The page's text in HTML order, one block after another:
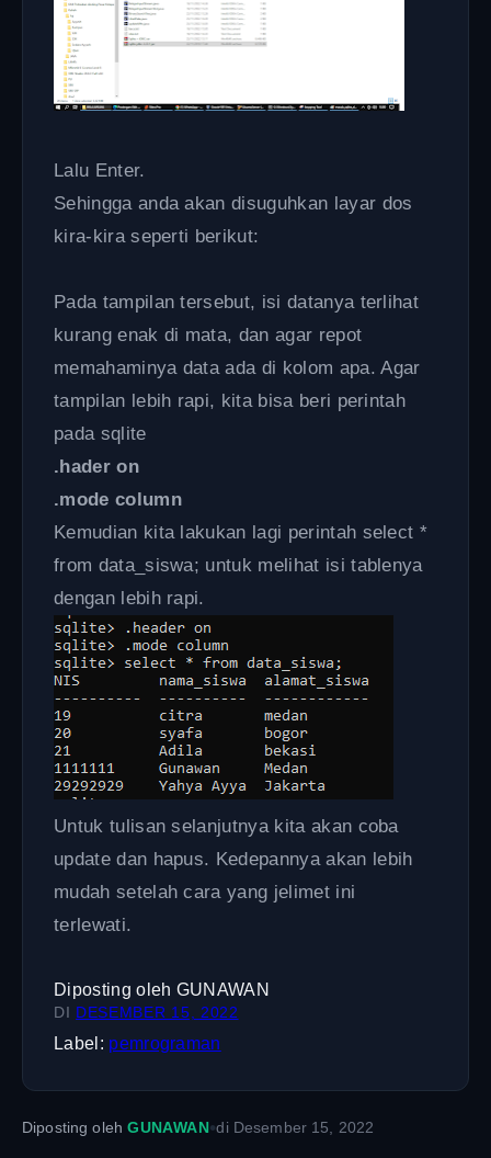
Lalu Enter.
Sehingga anda akan disuguhkan layar dos
kira-kira seperti berikut:
Pada tampilan tersebut, isi datanya terlihat
kurang enak di mata, dan agar repot
memahaminya data ada di kolom apa. Agar
tampilan lebih rapi, kita bisa beri perintah
pada sqlite
.hader on
.mode column
Kemudian kita lakukan lagi perintah select *
from data_siswa; untuk melihat isi tablenya
dengan lebih rapi.
Untuk tulisan selanjutnya kita akan coba
update dan hapus. Kedepannya akan lebih
mudah setelah cara yang jelimet ini
terlewati.
Diposting oleh GUNAWAN
DI DESEMBER 15, 2022
Label: pemrograman
Diposting olehGUNAWAN•di Desember 15, 2022